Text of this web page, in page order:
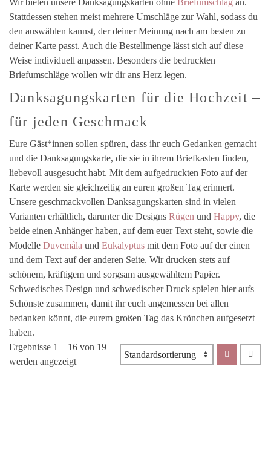
Wir bieten unsere Danksagungskarten ohne Briefumschlag an.
Stattdessen stehen meist mehrere Umschläge zur Wahl, sodass du
den auswählen kannst, der deiner Meinung nach am besten zu
deiner Karte passt. Auch die Bestellmenge lässt sich auf diese
Weise individuell anpassen. Besonders die bedruckten
Briefumschläge wollen wir dir ans Herz legen.
Danksagungskarten für die Hochzeit –
für jeden Geschmack
Eure Gäst*innen sollen spüren, dass ihr euch Gedanken gemacht
und die Danksagungskarte, die sie in ihrem Briefkasten finden,
liebevoll ausgesucht habt. Mit dem aufgedruckten Foto auf der
Karte werden sie gleichzeitig an euren großen Tag erinnert.
Unsere geschmackvollen Danksagungskarten sind in vielen
Varianten erhältlich, darunter die Designs Rügen und Happy, die
beide einen Anhänger haben, auf dem euer Text steht, sowie die
Modelle Duvemåla und Eukalyptus mit dem Foto auf der einen
und dem Text auf der anderen Seite. Wir drucken stets auf
schönem, kräftigem und sorgsam ausgewähltem Papier.
Schwedisches Design und schwedischer Druck spielen hier aufs
Schönste zusammen, damit ihr euch angemessen bei allen
bedanken könnt, die eurem großen Tag das Krönchen aufgesetzt
haben.
Ergebnisse 1 – 16 von 19
werden angezeigt